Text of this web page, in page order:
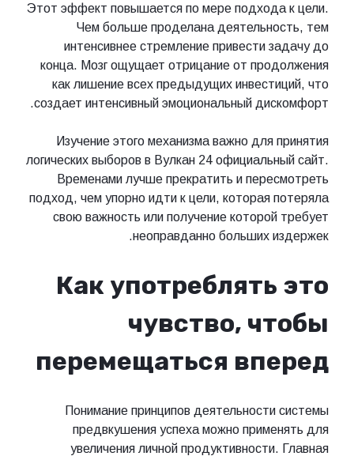
Этот эффект повышается по мере подхода к цели.
Чем больше проделана деятельность, тем
интенсивнее стремление привести задачу до
конца. Мозг ощущает отрицание от продолжения
как лишение всех предыдущих инвестиций, что
создает интенсивный эмоциональный дискомфорт.
Изучение этого механизма важно для принятия
логических выборов в Вулкан 24 официальный сайт.
Временами лучше прекратить и пересмотреть
подход, чем упорно идти к цели, которая потеряла
свою важность или получение которой требует
неоправданно больших издержек.
Как употреблять это
чувство, чтобы
перемещаться вперед
Понимание принципов деятельности системы
предвкушения успеха можно применять для
увеличения личной продуктивности. Главная